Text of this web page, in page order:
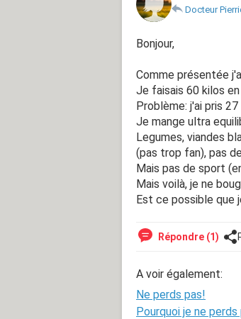
Docteur
Bonjour,
Comme présentée
Je faisais 60 kilos
Problème: j'ai pris
Je mange ultra
Legumes, viandes
(pas trop fan), pas
Mais pas de sport
Mais voilà, je ne
Est ce possible que
Répondre (1)
A voir également:
Ne perds pas!
Pourquoi je ne